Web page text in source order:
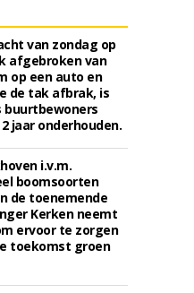
van zondag op
afgebroken van
op een auto en
de tak afbrak, is
buurtbewoners
jaar onderhouden.
i.v.m.
boomsoorten
de toenemende
Kerken neemt
ervoor te zorgen
toekomst groen